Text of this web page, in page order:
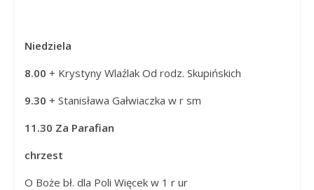
Niedziela
8.00 + Krystyny Wlaźlak Od rodz. Skupińskich
9.30 + Stanisława Gałwiaczka w r sm
11.30 Za Parafian
chrzest
O Boże bł. dla Poli Więcek w 1 r ur